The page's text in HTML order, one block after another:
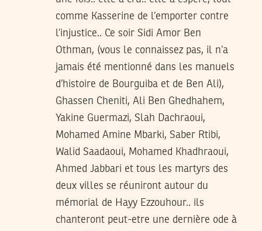
comme Kasserine de l’emporter contre
l’injustice.. Ce soir Sidi Amor Ben
Othman, (vous le connaissez pas, il n’a
jamais été mentionné dans les manuels
d’histoire de Bourguiba et de Ben Ali),
Ghassen Cheniti, Ali Ben Ghedhahem,
Yakine Guermazi, Slah Dachraoui,
Mohamed Amine Mbarki, Saber Rtibi,
Walid Saadaoui, Mohamed Khadhraoui,
Ahmed Jabbari et tous les martyrs des
deux villes se réuniront autour du
mémorial de Hayy Ezzouhour.. ils
chanteront peut-etre une dernière ode à